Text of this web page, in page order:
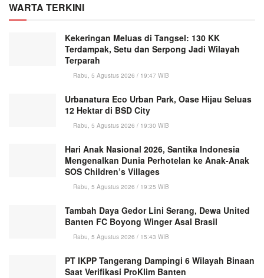
WARTA TERKINI
Kekeringan Meluas di Tangsel: 130 KK
Terdampak, Setu dan Serpong Jadi Wilayah
Terparah
Rabu, 5 Agustus 2026 / 19:47 WIB
Urbanatura Eco Urban Park, Oase Hijau Seluas
12 Hektar di BSD City
Rabu, 5 Agustus 2026 / 19:30 WIB
Hari Anak Nasional 2026, Santika Indonesia
Mengenalkan Dunia Perhotelan ke Anak-Anak
SOS Children’s Villages
Rabu, 5 Agustus 2026 / 19:25 WIB
Tambah Daya Gedor Lini Serang, Dewa United
Banten FC Boyong Winger Asal Brasil
Rabu, 5 Agustus 2026 / 15:43 WIB
PT IKPP Tangerang Dampingi 6 Wilayah Binaan
Saat Verifikasi ProKlim Banten